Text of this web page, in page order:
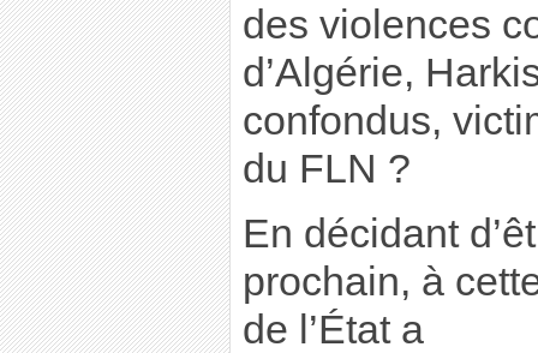
des violences
d’Algérie,
confondus,
du FLN ?
En décidant
prochain, à
de l’État a